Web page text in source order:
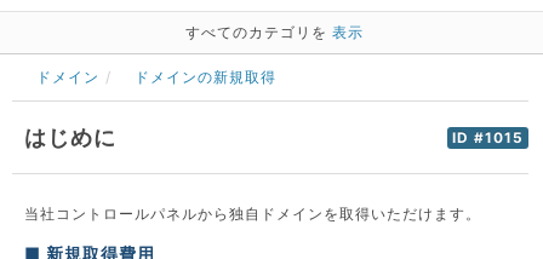
すべてのカテゴリを 表示
ドメイン ドメインの新規取得
ID #1015
はじめに
当社コントロールパネルから独自ドメインを取得いただけます。
■ 新規取得費用